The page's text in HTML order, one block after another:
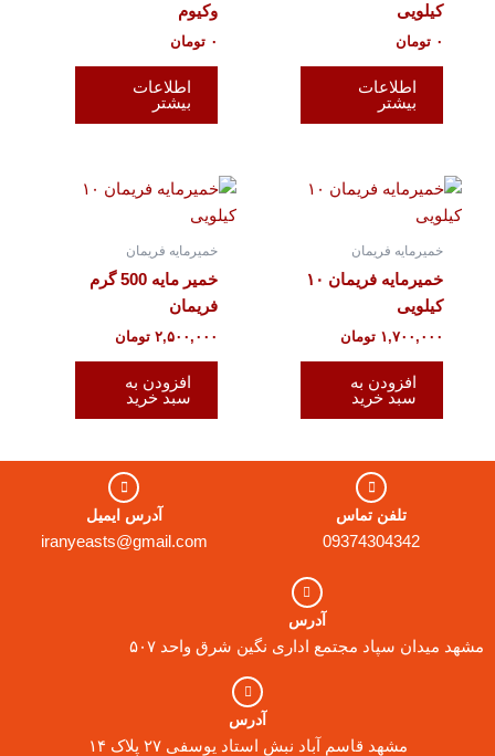
کیلویی
۰ تومان
اطلاعات
بیشتر
وکیوم
۰ تومان
اطلاعات
بیشتر
خمیرمایه فریمان
خمیرمایه فریمان ۱۰
کیلویی
۱,۷۰۰,۰۰۰ تومان
افزودن به
سبد خرید
خمیرمایه فریمان
خمیر مایه 500 گرم
فریمان
۲,۵۰۰,۰۰۰ تومان
افزودن به
سبد خرید
تلفن تماس
09374304342
آدرس ایمیل
iranyeasts@gmail.com
آدرس
مشهد میدان سپاد مجتمع اداری نگین شرق واحد ۵۰۷
آدرس
مشهد قاسم آباد نبش استاد یوسفی ۲۷ پلاک ۱۴